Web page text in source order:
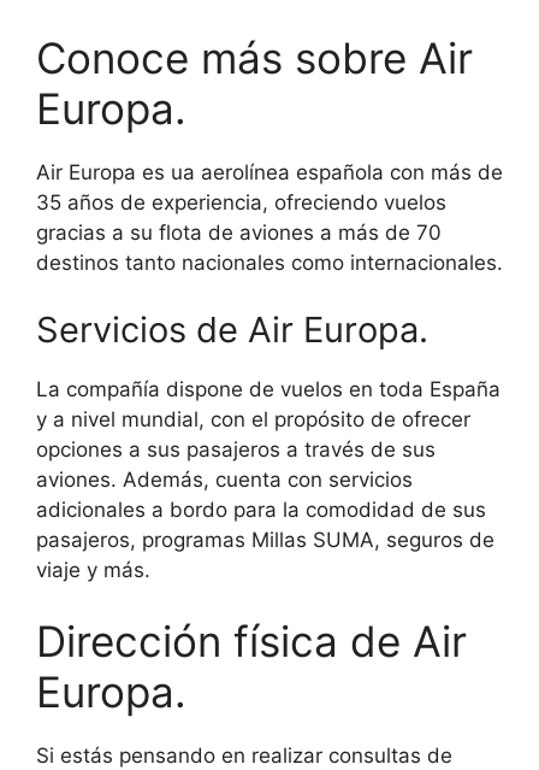
Conoce más sobre Air
Europa.
Air Europa es ua aerolínea española con más de
35 años de experiencia, ofreciendo vuelos
gracias a su flota de aviones a más de 70
destinos tanto nacionales como internacionales.
Servicios de Air Europa.
La compañía dispone de vuelos en toda España
y a nivel mundial, con el propósito de ofrecer
opciones a sus pasajeros a través de sus
aviones. Además, cuenta con servicios
adicionales a bordo para la comodidad de sus
pasajeros, programas Millas SUMA, seguros de
viaje y más.
Dirección física de Air
Europa.
Si estás pensando en realizar consultas de